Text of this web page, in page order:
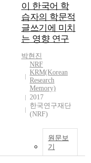
이 한국어 학
습자의 학문적
글쓰기에 미치
는 영향 연구
박현진
NRF
KRM(Korean
Research
Memory)
2017
한국연구재단
(NRF)
원문보
기